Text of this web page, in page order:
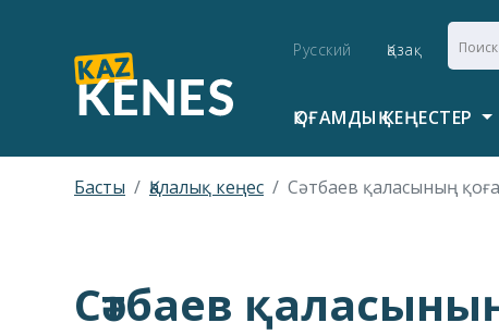
Русский Қазақ
ҚОҒАМДЫҚ КЕҢЕСТЕР
Басты Қалалық кеңес Сәтбаев қаласының
Сәтбаев